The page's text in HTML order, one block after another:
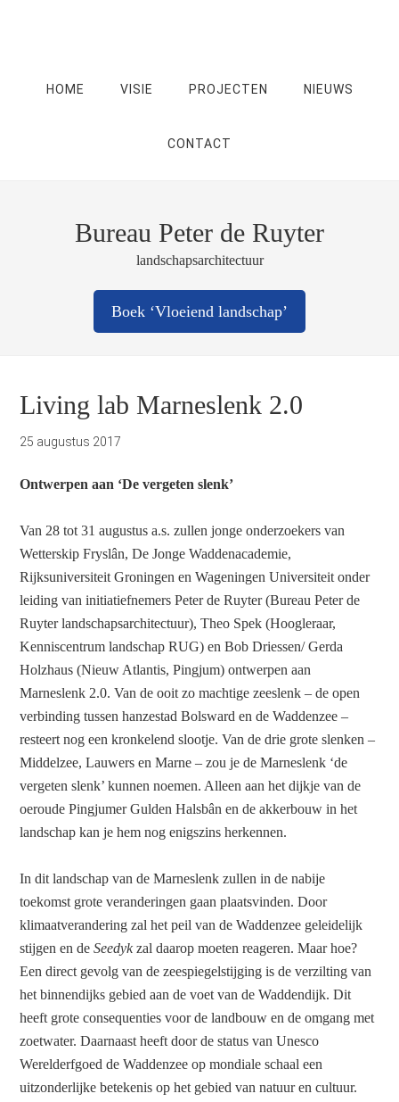
HOME VISIE PROJECTEN NIEUWS
CONTACT
Bureau Peter de Ruyter
landschapsarchitectuur
Boek ‘Vloeiend landschap’
Living lab Marneslenk 2.0
25 augustus 2017
Ontwerpen aan ‘De vergeten slenk’
Van 28 tot 31 augustus a.s. zullen jonge onderzoekers van
Wetterskip Fryslân, De Jonge Waddenacademie,
Rijksuniversiteit Groningen en Wageningen Universiteit onder
leiding van initiatiefnemers Peter de Ruyter (Bureau Peter de
Ruyter landschapsarchitectuur), Theo Spek (Hoogleraar,
Kenniscentrum landschap RUG) en Bob Driessen/ Gerda
Holzhaus (Nieuw Atlantis, Pingjum) ontwerpen aan
Marneslenk 2.0. Van de ooit zo machtige zeeslenk – de open
verbinding tussen hanzestad Bolsward en de Waddenzee –
resteert nog een kronkelend slootje. Van de drie grote slenken –
Middelzee, Lauwers en Marne – zou je de Marneslenk ‘de
vergeten slenk’ kunnen noemen. Alleen aan het dijkje van de
oeroude Pingjumer Gulden Halsbân en de akkerbouw in het
landschap kan je hem nog enigszins herkennen.
In dit landschap van de Marneslenk zullen in de nabije
toekomst grote veranderingen gaan plaatsvinden. Door
klimaatverandering zal het peil van de Waddenzee geleidelijk
stijgen en deSeedykzal daarop moeten reageren. Maar hoe?
Een direct gevolg van de zeespiegelstijging is de verzilting van
het binnendijks gebied aan de voet van de Waddendijk. Dit
heeft grote consequenties voor de landbouw en de omgang met
zoetwater. Daarnaast heeft door de status van Unesco
Werelderfgoed de Waddenzee op mondiale schaal een
uitzonderlijke betekenis op het gebied van natuur en cultuur.